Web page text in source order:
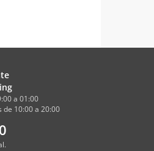
a 01:00
de 10:00 a 20:00